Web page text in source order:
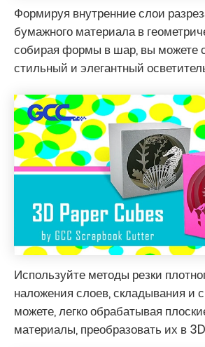
Формируя внутренние слои
бумажного материала в
собирая формы в шар, вы можете
стильный и элегантный
Используйте методы резки
наложения слоев, складывания и
можете, легко обрабатывая
материалы, преобразовать их в